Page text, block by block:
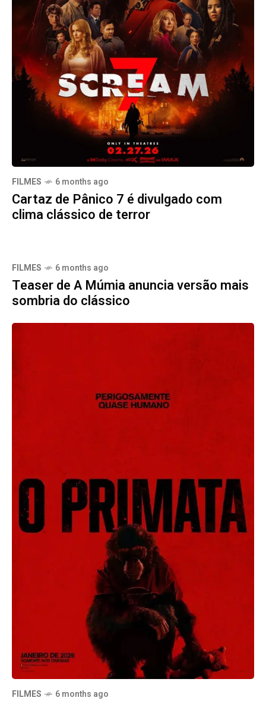
FILMES 6 months ago
Cartaz de Pânico 7 é divulgado com
clima clássico de terror
FILMES 6 months ago
Teaser de A Múmia anuncia versão mais
sombria do clássico
FILMES 6 months ago